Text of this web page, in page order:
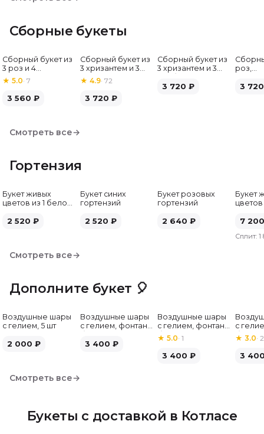
Сборные букеты
Сборный букет из
3 роз и 4
альстромерий
★ 5.0· 7
3 560 ₽
Хит
Сборный букет из
3 хризантем и 3
альстромерий
★ 4.9· 72
3 720 ₽
Сборный букет из
3 хризантем и 3
3 720 ₽
роз,
3 720
Смотреть все→
Гортензия
Букет живых
цветов из 1 белой
2 520 ₽
Букет синих
гортензий
2 520 ₽
Букет розовых
гортензий
2 640 ₽
Букет
7 200
Сплит: 1
Смотреть все→
Дополните букет 🎈
Воздушные шары
с гелием, 5 шт
2 000 ₽
Воздушные шары
с гелием, фонтан,
шт
3 400 ₽
Воздушные шары
с гелием, фонтан,
бело-розовые, 7
шт
★5.0·1
3 400 ₽
с
бело-
★ 3.0· 2
3
Смотреть все→
Букеты с доставкой в Котласе